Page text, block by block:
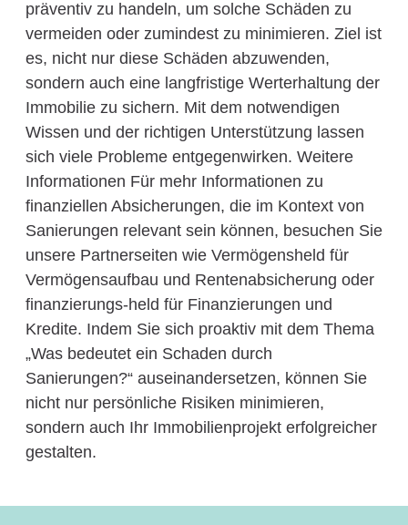
präventiv zu handeln, um solche Schäden zu
vermeiden oder zumindest zu minimieren. Ziel ist
es, nicht nur diese Schäden abzuwenden,
sondern auch eine langfristige Werterhaltung der
Immobilie zu sichern. Mit dem notwendigen
Wissen und der richtigen Unterstützung lassen
sich viele Probleme entgegenwirken. Weitere
Informationen Für mehr Informationen zu
finanziellen Absicherungen, die im Kontext von
Sanierungen relevant sein können, besuchen Sie
unsere Partnerseiten wie Vermögensheld für
Vermögensaufbau und Rentenabsicherung oder
finanzierungs-held für Finanzierungen und
Kredite. Indem Sie sich proaktiv mit dem Thema
„Was bedeutet ein Schaden durch
Sanierungen?“ auseinandersetzen, können Sie
nicht nur persönliche Risiken minimieren,
sondern auch Ihr Immobilienprojekt erfolgreicher
gestalten.